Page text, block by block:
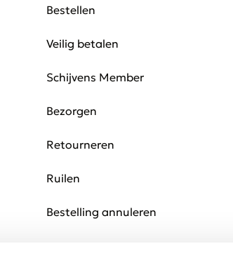
Bestellen
Veilig betalen
Schijvens Member
Bezorgen
Retourneren
Ruilen
Bestelling annuleren